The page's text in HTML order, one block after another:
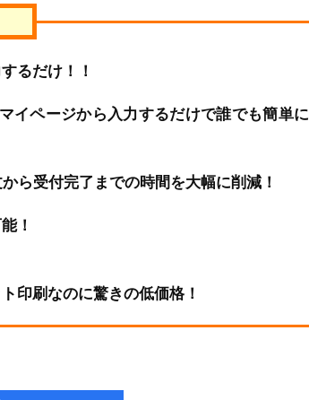
るだけ！！
イページから入力するだけで誰でも簡単に
ら受付完了までの時間を大幅に削減！
！
印刷なのに驚きの低価格！